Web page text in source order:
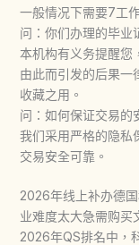
一般情况下需要7工
问：你们办理的毕业
本机构有义务提醒您
由此而引发的后果一
收藏之用。
问：如何保证交易的
我们采用严格的隐私
交易安全可靠。
2026年线上补办德
业难度太大急需购买
2026年QS排名中，